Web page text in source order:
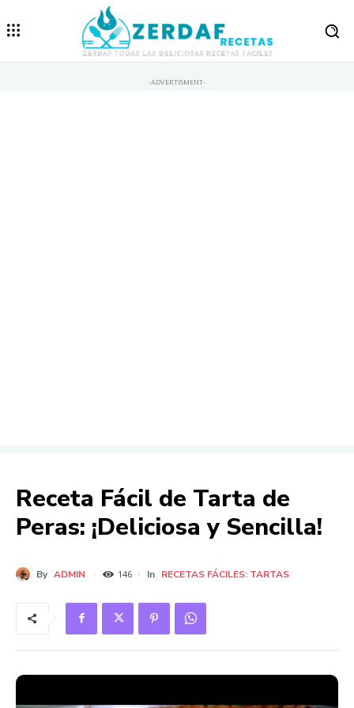
-ADVERTISMENT-
Receta Fácil de Tarta de
Peras: ¡Deliciosa y Sencilla!
By ADMIN 146 In RECETAS FÁCILES: TARTAS